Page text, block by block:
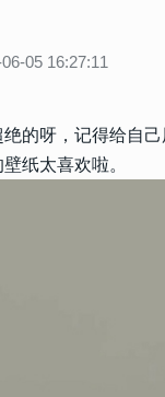
05 16:27:11
的呀，记得给自
纸太喜欢啦。